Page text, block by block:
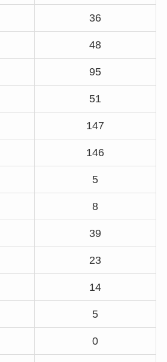
36
48
95
51
147
146
5
8
39
23
14
5
0